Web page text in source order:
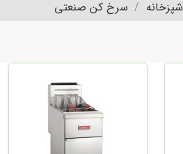
سرخ کن صنعتی